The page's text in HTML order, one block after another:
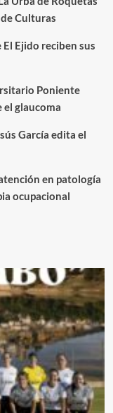
Culturas
Ejido reciben sus
Poniente
el glaucoma
García edita el
en patología
ocupacional